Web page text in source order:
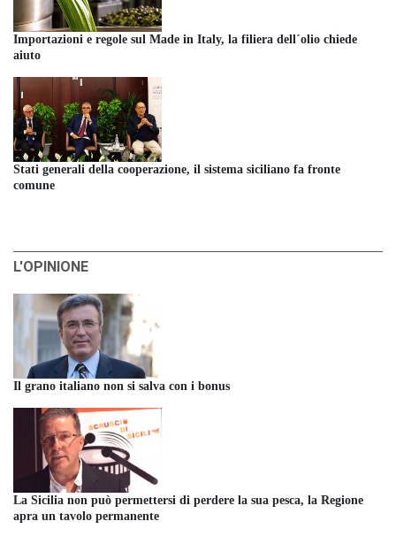
Importazioni e regole sul Made in Italy, la filiera dell´olio chiede
aiuto
Stati generali della cooperazione, il sistema siciliano fa fronte
comune
L'OPINIONE
Il grano italiano non si salva con i bonus
La Sicilia non può permettersi di perdere la sua pesca, la Regione
apra un tavolo permanente